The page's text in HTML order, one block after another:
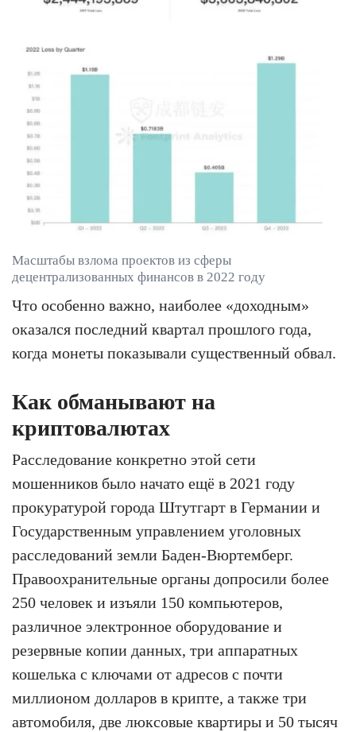
Масштабы взлома проектов из сферы
децентрализованных финансов в 2022 году
Что особенно важно, наиболее «доходным»
оказался последний квартал прошлого года,
когда монеты показывали существенный обвал.
Как обманывают на
криптовалютах
Расследование конкретно этой сети
мошенников было начато ещё в 2021 году
прокуратурой города Штутгарт в Германии и
Государственным управлением уголовных
расследований земли Баден-Вюртемберг.
Правоохранительные органы допросили более
250 человек и изъяли 150 компьютеров,
различное электронное оборудование и
резервные копии данных, три аппаратных
кошелька с ключами от адресов с почти
миллионом долларов в крипте, а также три
автомобиля, две люксовые квартиры и 50 тысяч